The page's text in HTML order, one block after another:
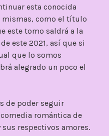
esta conocida
mismas, como el título
este tomo saldrá a la
este 2021, así que si
que lo somos
alegrado un poco el
de poder seguir
romántica de
sus respectivos amores.